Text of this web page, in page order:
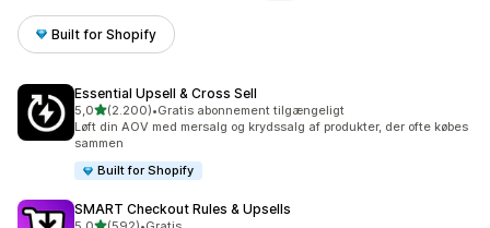
Built for Shopify
Essential Upsell & Cross Sell
5,0ud af 5 stjerner
(2.200)
2200 anmeldelser i alt
•Gratis abonnement tilgængeligt
Løft din AOV med mersalg og krydssalg af produkter, der ofte købes
sammen
Built for Shopify
SMART Checkout Rules & Upsells
ud af 5 stjerner